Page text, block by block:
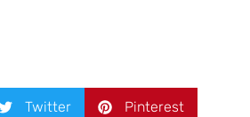
Twitter Pinterest